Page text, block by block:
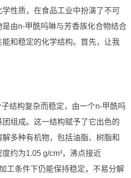
性质，在食品工业中扮演了不可
由n-甲酰吗啉与芳香族化合物结合
和稳定的化学结构。首先，让我
结构复杂而稳定，由一个n-甲酰吗
组成。这一结构赋予了它出色的
多种有机物，包括油脂、树脂和
约为1.05 g/cm³，沸点接近
工条件下仍能保持稳定，不易分解